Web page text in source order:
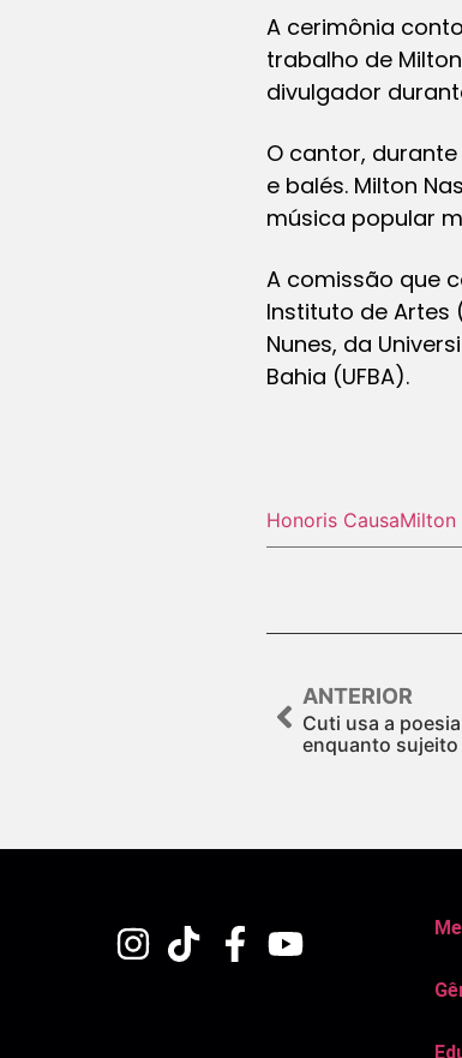
A cerimônia
trabalho de
divulgador
O cantor,
e balés. Milton
música popular
A comissão que
Instituto de Artes
Nunes, da
Bahia (UFBA).
Honoris CausaMilton
ANTERIOR
Cuti usa a
enquanto sujeito